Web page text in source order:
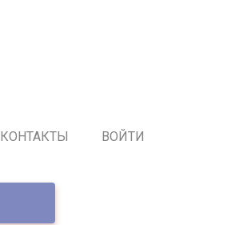
КОНТАКТЫ ВОЙТИ